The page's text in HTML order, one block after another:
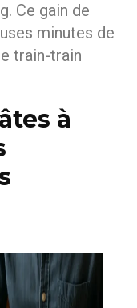
Ce gain de
minutes de
train-train
à